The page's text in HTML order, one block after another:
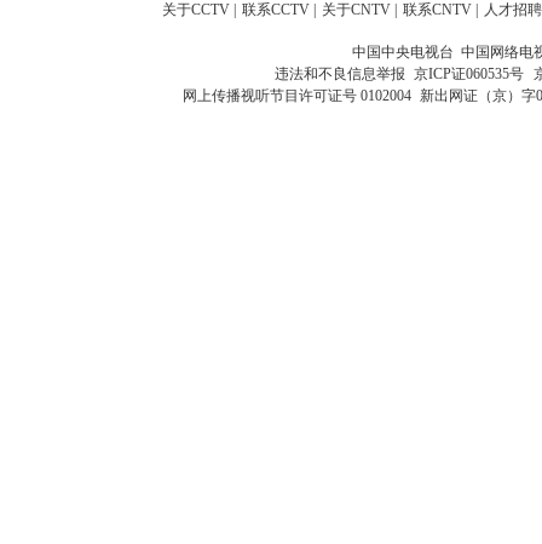
关于CCTV 联系CCTV 关于CNTV 联系CNTV 人才招聘
中国中央电视台 中国网络电
违法和不良信息举报 京ICP证060535号
网上传播视听节目许可证号 0102004 新出网证（京）